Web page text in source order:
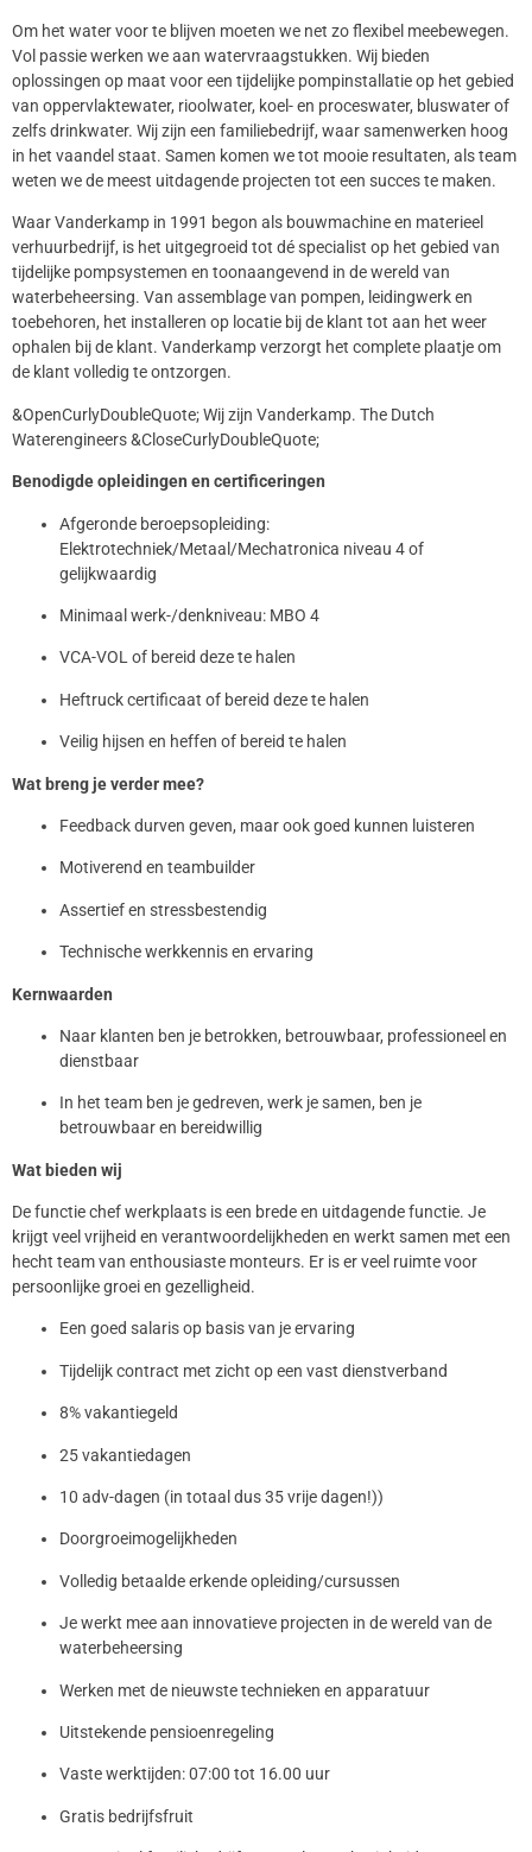
Om het water voor te blijven moeten we net zo flexibel meebewegen.
Vol passie werken we aan watervraagstukken. Wij bieden
oplossingen op maat voor een tijdelijke pompinstallatie op het gebied
van oppervlaktewater, rioolwater, koel- en proceswater, bluswater of
zelfs drinkwater. Wij zijn een familiebedrijf, waar samenwerken hoog
in het vaandel staat. Samen komen we tot mooie resultaten, als team
weten we de meest uitdagende projecten tot een succes te maken.
Waar Vanderkamp in 1991 begon als bouwmachine en materieel
verhuurbedrijf, is het uitgegroeid tot dé specialist op het gebied van
tijdelijke pompsystemen en toonaangevend in de wereld van
waterbeheersing. Van assemblage van pompen, leidingwerk en
toebehoren, het installeren op locatie bij de klant tot aan het weer
ophalen bij de klant. Vanderkamp verzorgt het complete plaatje om
de klant volledig te ontzorgen.
&OpenCurlyDoubleQuote; Wij zijn Vanderkamp. The Dutch
Waterengineers &CloseCurlyDoubleQuote;
Benodigde opleidingen en certificeringen
Afgeronde beroepsopleiding:
Elektrotechniek/Metaal/Mechatronica niveau 4 of
gelijkwaardig
Minimaal werk-/denkniveau: MBO 4
VCA-VOL of bereid deze te halen
Heftruck certificaat of bereid deze te halen
Veilig hijsen en heffen of bereid te halen
Wat breng je verder mee?
Feedback durven geven, maar ook goed kunnen luisteren
Motiverend en teambuilder
Assertief en stressbestendig
Technische werkkennis en ervaring
Kernwaarden
Naar klanten ben je betrokken, betrouwbaar, professioneel en
dienstbaar
In het team ben je gedreven, werk je samen, ben je
betrouwbaar en bereidwillig
Wat bieden wij
De functie chef werkplaats is een brede en uitdagende functie. Je
krijgt veel vrijheid en verantwoordelijkheden en werkt samen met een
hecht team van enthousiaste monteurs. Er is er veel ruimte voor
persoonlijke groei en gezelligheid.
Een goed salaris op basis van je ervaring
Tijdelijk contract met zicht op een vast dienstverband
8% vakantiegeld
25 vakantiedagen
10 adv-dagen (in totaal dus 35 vrije dagen!))
Doorgroeimogelijkheden
Volledig betaalde erkende opleiding/cursussen
Je werkt mee aan innovatieve projecten in de wereld van de
waterbeheersing
Werken met de nieuwste technieken en apparatuur
Uitstekende pensioenregeling
Vaste werktijden: 07:00 tot 16.00 uur
Gratis bedrijfsfruit